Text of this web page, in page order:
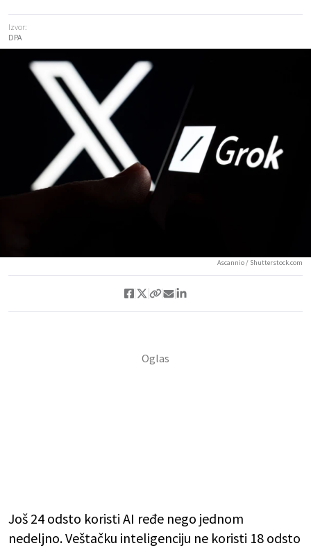
Izvor:
DPA
Ascannio / Shutterstock.com
Još 24 odsto koristi AI ređe nego jednom
nedeljno.Veštačku inteligenciju ne koristi 18 odsto